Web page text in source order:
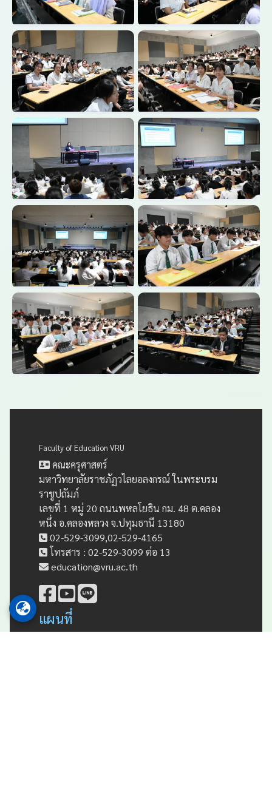
Faculty of Education VRU
คณะครุศาสตร์
มหาวิทยาลัยราชภัฏวไลยอลงกรณ์ ในพระบรม
ราชูปถัมภ์
เลขที่ 1 หมู่ 20 ถนนพหลโยธิน กม. 48 ต.คลอง
หนึ่ง อ.คลองหลวง จ.ปทุมธานี 13180
02-529-3099,02-529-4165
โทรสาร : 02-529-3099 ต่อ 13
education@vru.ac.th
แผนที่